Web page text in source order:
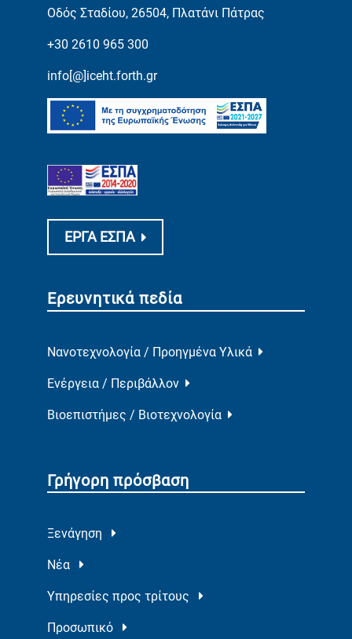
Οδός Σταδίου, 26504, Πλατάνι Πάτρας
+30 2610 965 300
info[@]iceht.forth.gr
ΕΡΓΑ ΕΣΠΑ
Ερευνητικά πεδία
Νανοτεχνολογία / Προηγμένα Υλικά
Ενέργεια / Περιβάλλον
Βιοεπιστήμες / Βιοτεχνολογία
Γρήγορη πρόσβαση
Ξενάγηση
Νέα
Υπηρεσίες προς τρίτους
Προσωπικό